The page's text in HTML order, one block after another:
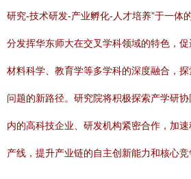
研究-技术研发-产业孵化-人才培养”于一体
分发挥华东师大在交叉学科领域的特色，促
材料科学、教育学等多学科的深度融合，
问题的新路径。研究院将积极探索产学研
内的高科技企业、研发机构紧密合作，加
产线，提升产业链的自主创新能力和核心竞